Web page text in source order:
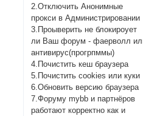
2.Отключить Анонимные
прокси в Администрировании
3.Проыверить не блокироует
ли Ваш форум - фаерволл
антивирус(прогрпммы)
4.Почистить кеш браузера
5.Почистить cookies или куки
6.Обновить версию браузера
7.Форуму mybb и партнёров
работают корректно как и